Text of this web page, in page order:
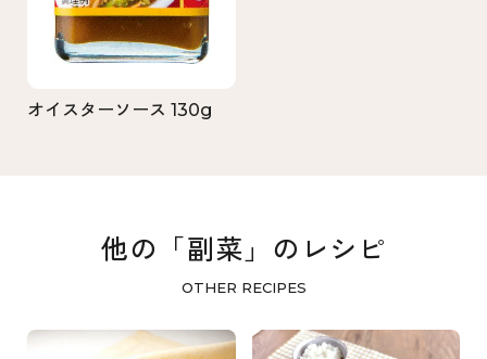
オイスターソース 130g
他の「副菜」のレシピ
OTHER RECIPES